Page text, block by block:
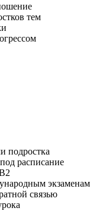
тем
подростка
расписание
экзаменам
связью